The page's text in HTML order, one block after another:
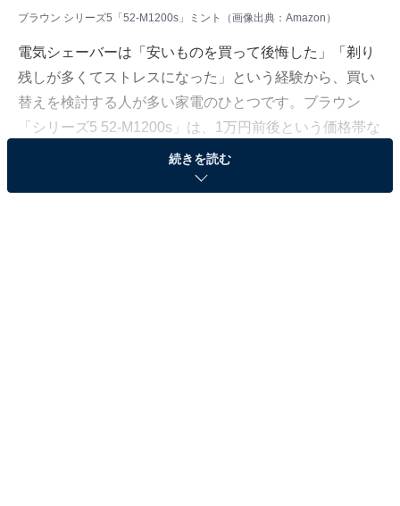
ブラウン シリーズ5「52-M1200s」ミント（画像出典：Amazon）
電気シェーバーは「安いものを買って後悔した」「剃り
残しが多くてストレスになった」という経験から、買い
替えを検討する人が多い家電のひとつです。ブラウン
「シリーズ5 52-M1200s」は、1万円前後という価格帯な
がら本格的な剃り心地と使い勝手を両立したモデルとし
てAmazonで高い評価を集めています。なぜこれだけ選
続きを読む